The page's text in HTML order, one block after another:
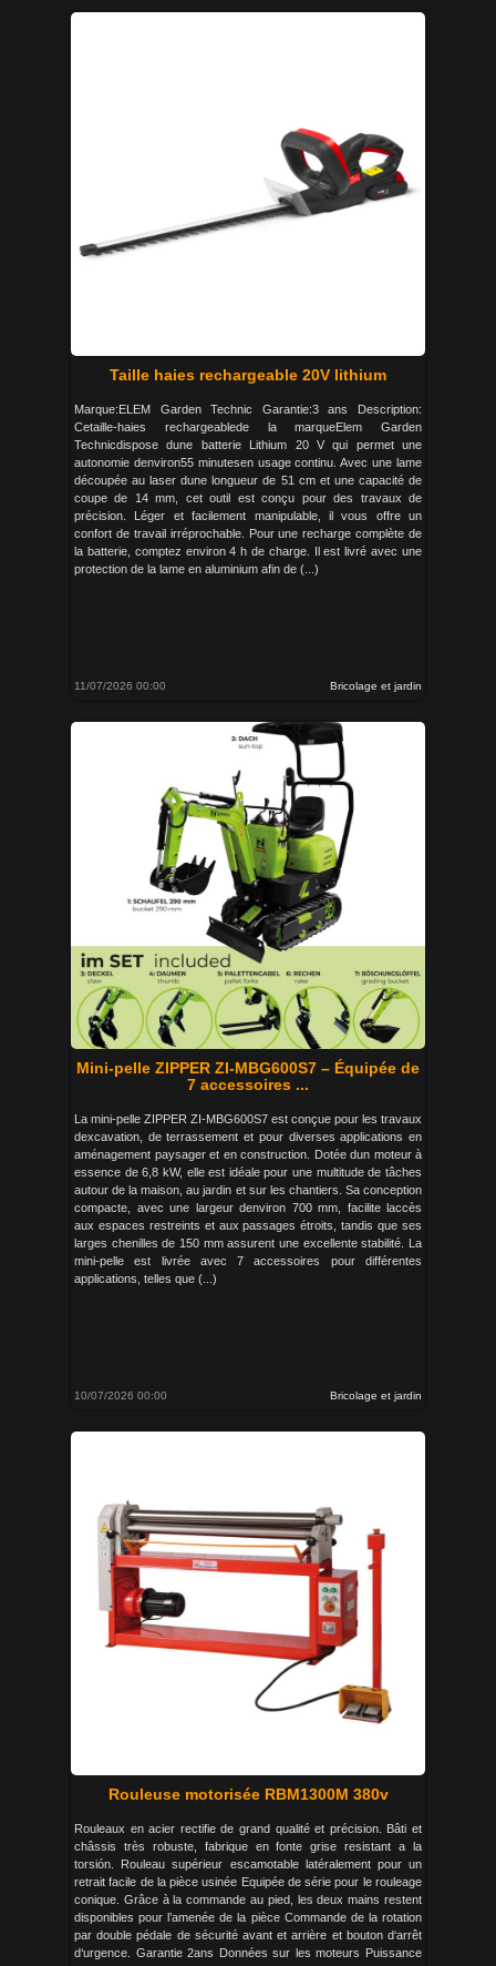
Taille haies rechargeable 20V lithium
Marque:ELEM Garden Technic Garantie:3 ans Description:
Cetaille-haies rechargeablede la marqueElem Garden
Technicdispose dune batterie Lithium 20 V qui permet une
autonomie denviron55 minutesen usage continu. Avec une lame
découpée au laser dune longueur de 51 cm et une capacité de
coupe de 14 mm, cet outil est conçu pour des travaux de
précision. Léger et facilement manipulable, il vous offre un
confort de travail irréprochable. Pour une recharge complète de
la batterie, comptez environ 4 h de charge. Il est livré avec une
protection de la lame en aluminium afin de (...)
11/07/2026 00:00 Bricolage et jardin
Mini-pelle ZIPPER ZI-MBG600S7 – Équipée de
7 accessoires ...
La mini-pelle ZIPPER ZI-MBG600S7 est conçue pour les travaux
dexcavation, de terrassement et pour diverses applications en
aménagement paysager et en construction. Dotée dun moteur à
essence de 6,8 kW, elle est idéale pour une multitude de tâches
autour de la maison, au jardin et sur les chantiers. Sa conception
compacte, avec une largeur denviron 700 mm, facilite laccès
aux espaces restreints et aux passages étroits, tandis que ses
larges chenilles de 150 mm assurent une excellente stabilité. La
mini-pelle est livrée avec 7 accessoires pour différentes
applications, telles que (...)
10/07/2026 00:00 Bricolage et jardin
Rouleuse motorisée RBM1300M 380v
Rouleaux en acier rectifie de grand qualité et précision. Bâti et
châssis très robuste, fabrique en fonte grise resistant a la
torsión. Rouleau supérieur escamotable latéralement pour un
retrait facile de la pièce usinée Equipée de série pour le rouleage
conique. Grâce à la commande au pied, les deux mains restent
disponibles pour l’amenée de la pièce Commande de la rotation
par double pédale de sécurité avant et arrière et bouton d‘arrêt
d‘urgence. Garantie 2ans Données sur les moteurs Puissance